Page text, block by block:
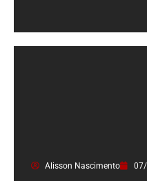
Alisson Nascimento